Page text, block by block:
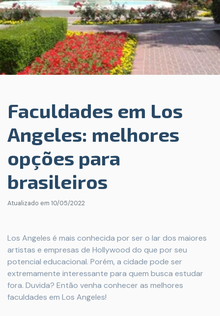
Faculdades em Los
Angeles: melhores
opções para
brasileiros
Atualizado em 10/05/2022
Los Angeles é mais conhecida por ser o lar dos maiores
artistas e empresas de Hollywood do que por seu
potencial educacional. Porém, a cidade pode ser
extremamente interessante para quem busca estudar
fora. Duvida? Então venha conhecer as melhores
faculdades em Los Angeles!